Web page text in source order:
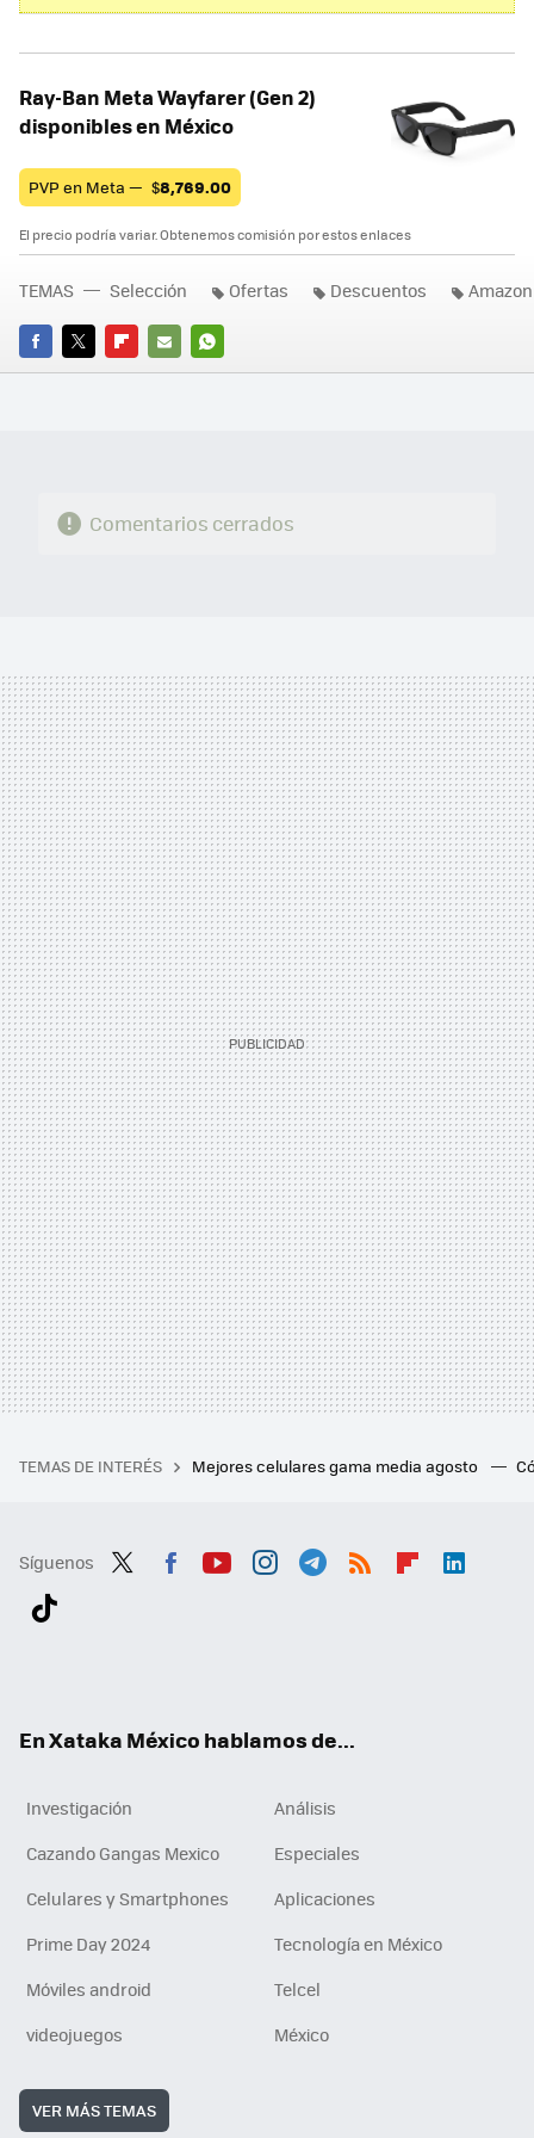
Ray-Ban Meta Wayfarer (Gen 2)
disponibles en México
PVP en Meta — $8,769.00
El precio podría variar. Obtenemos comisión por estos enlaces
FACEBOOK
TWITTERFLIPBOARD
E-
WHATSAPP
TEMAS Selección Ofertas Descuentos
Comentarios cerrados
TEMAS DE INTERÉS Mejores celulares gama media agosto
Síguenos
En Xataka México hablamos de...
Investigación
Análisis
Cazando Gangas Mexico
Especiales
Celulares y Smartphones
Aplicaciones
Prime Day 2024
Tecnología en México
Móviles android
Telcel
videojuegos
México
VER MÁS TEMAS